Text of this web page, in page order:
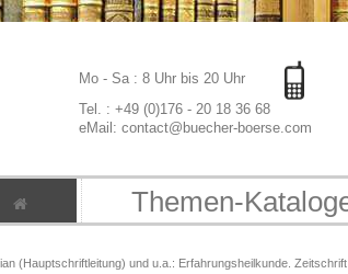
Mo - Sa : 8 Uhr bis 20 Uhr
Tel. : +49 (0)176 - 20 18 36 68
eMail: contact@buecher-boerse.com
Themen-
(Hauptschriftleitung) und u.a.: Erfahrungsheilkunde. Zeitschrift